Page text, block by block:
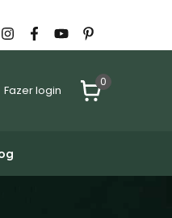
Fazer login
0